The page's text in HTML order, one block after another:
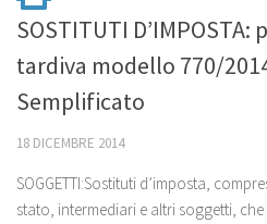
SOSTITUTI
tardiva modello 770/
Semplificato
18 DICEMBRE 2014
SOGGETTI:Sostituti d’imposta,
stato, intermediari e altri soggetti,